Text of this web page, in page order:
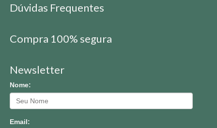
Dúvidas Frequentes
Compra 100% segura
Newsletter
Nome:
Email: